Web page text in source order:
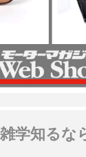
学知るな